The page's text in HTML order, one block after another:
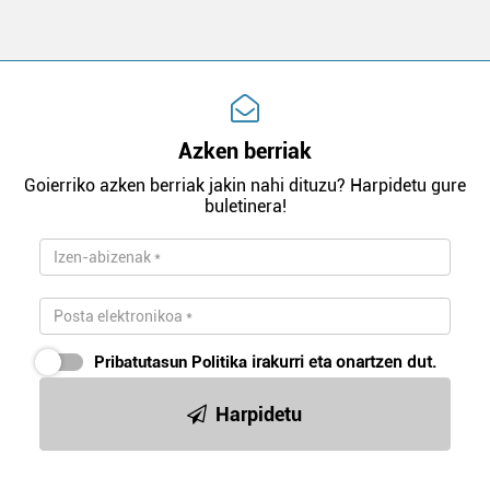
Azken berriak
Goierriko azken berriak jakin nahi dituzu? Harpidetu gure
buletinera!
Pribatutasun Politika irakurri eta onartzen dut.
Harpidetu